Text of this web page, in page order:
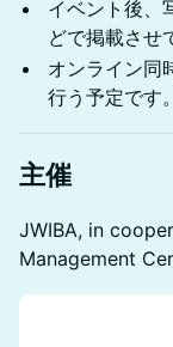
イベント後、
どで掲載させ
オンライン同
行う予定です。
主催
JWIBA, in
Management